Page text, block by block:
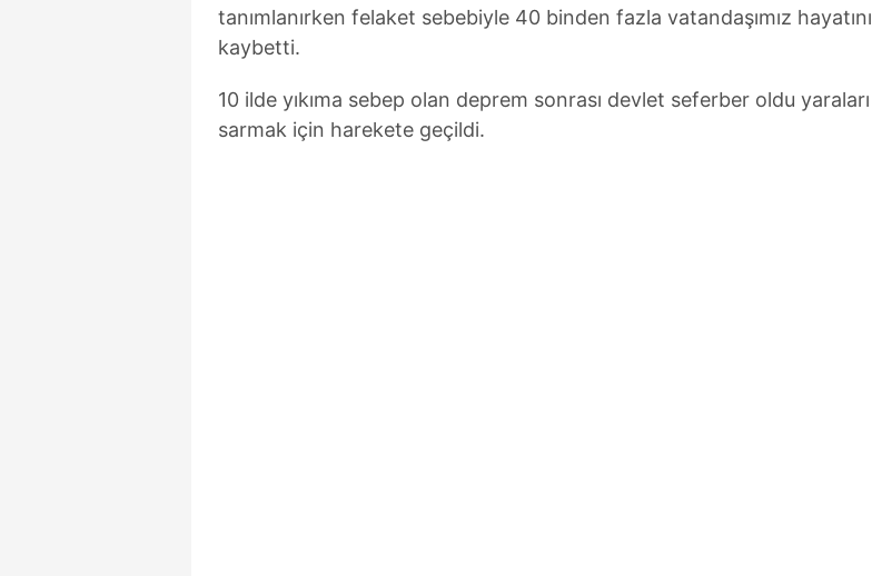
tanımlanırken felaket sebebiyle 40 binden fazla vatandaşımız hayatını
kaybetti.
10 ilde yıkıma sebep olan deprem sonrası devlet seferber oldu yaraları
sarmak için harekete geçildi.